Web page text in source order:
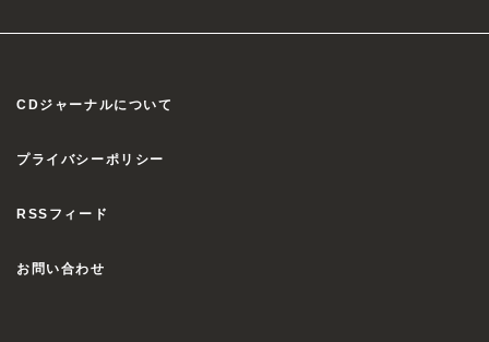
CDジャーナルについて
プライバシーポリシー
RSSフィード
お問い合わせ